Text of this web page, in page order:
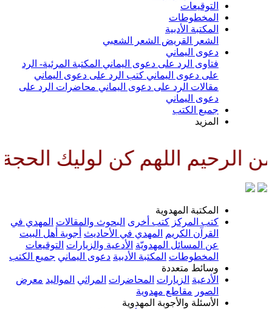
الأدبية
الشعر الشعبي
اليماني
الرد على دعوى اليماني المكتبة المرئية- الرد
دعوى اليماني كتب الرد على دعوى اليماني
الرد على دعوى اليماني محاضرات الرد على
كن لوليك الحجة بن
المهدوية
كتب أخرى البحوث والمقالات المهدي في
المهدي في الأحاديث أجوبة أهل البيت
المسائل المهدويّة الأدعية والزيارات التوقيعات
المكتبة الأدبية دعوى اليماني جميع الكتب
متعددة
الزيارات المحاضرات المراثي المواليد معرض
مقاطع مهدوية
والأجوبة المهدوية